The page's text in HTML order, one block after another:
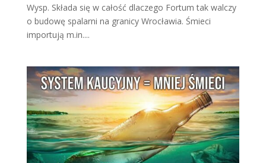
Wysp. Składa się w całość dlaczego Fortum tak walczy
o budowę spalarni na granicy Wrocławia. Śmieci
importują m.in....